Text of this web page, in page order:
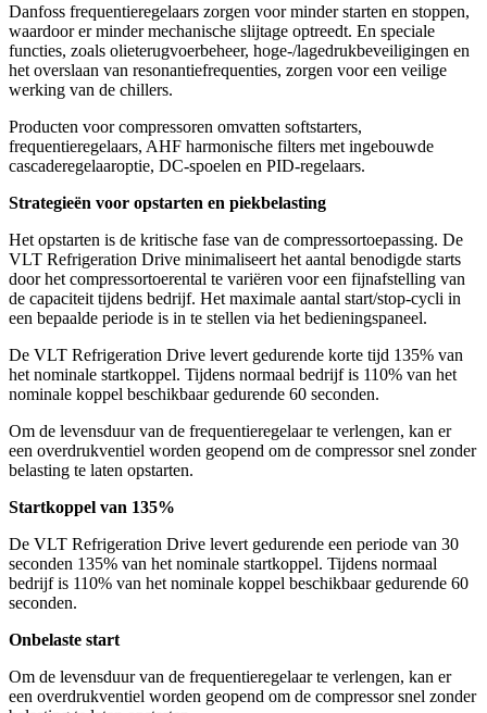
Danfoss frequentieregelaars zorgen voor minder starten en stoppen,
waardoor er minder mechanische slijtage optreedt. En speciale
functies, zoals olieterugvoerbeheer, hoge-/lagedrukbeveiligingen en
het overslaan van resonantiefrequenties, zorgen voor een veilige
werking van de chillers.
Producten voor compressoren omvatten softstarters,
frequentieregelaars, AHF harmonische filters met ingebouwde
cascaderegelaaroptie, DC-spoelen en PID-regelaars.
Strategieën voor opstarten en piekbelasting
Het opstarten is de kritische fase van de compressortoepassing. De
VLT Refrigeration Drive minimaliseert het aantal benodigde starts
door het compressortoerental te variëren voor een fijnafstelling van
de capaciteit tijdens bedrijf. Het maximale aantal start/stop-cycli in
een bepaalde periode is in te stellen via het bedieningspaneel.
De VLT Refrigeration Drive levert gedurende korte tijd 135% van
het nominale startkoppel. Tijdens normaal bedrijf is 110% van het
nominale koppel beschikbaar gedurende 60 seconden.
Om de levensduur van de frequentieregelaar te verlengen, kan er
een overdrukventiel worden geopend om de compressor snel zonder
belasting te laten opstarten.
Startkoppel van 135%
De VLT Refrigeration Drive levert gedurende een periode van 30
seconden 135% van het nominale startkoppel. Tijdens normaal
bedrijf is 110% van het nominale koppel beschikbaar gedurende 60
seconden.
Onbelaste start
Om de levensduur van de frequentieregelaar te verlengen, kan er
een overdrukventiel worden geopend om de compressor snel zonder